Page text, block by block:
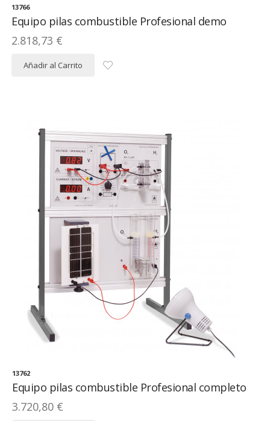
13766
Equipo pilas combustible Profesional demo
2.818,73 €
Añadir al Carrito
13762
Equipo pilas combustible Profesional completo
3.720,80 €